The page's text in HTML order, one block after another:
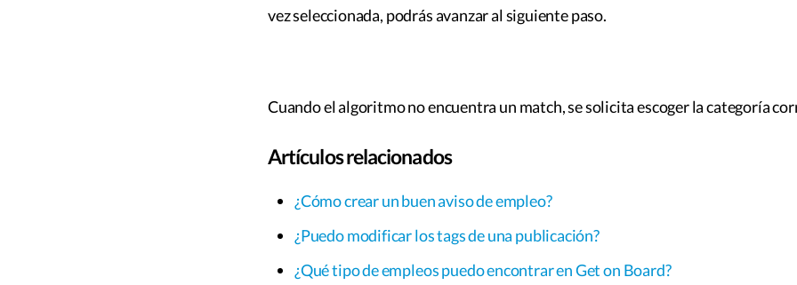
vez seleccionada, podrás avanzar al siguiente paso.
Cuando el algoritmo no encuentra un match, se solicita escoger la categoría
Artículos relacionados
¿Cómo crear un buen aviso de empleo?
¿Puedo modificar los tags de una publicación?
¿Qué tipo de empleos puedo encontrar en Get on Board?